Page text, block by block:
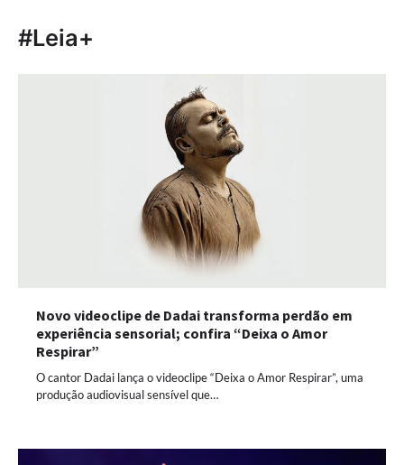
#Leia+
Novo videoclipe de Dadai transforma perdão em
experiência sensorial; confira “Deixa o Amor
Respirar”
O cantor Dadai lança o videoclipe “Deixa o Amor Respirar”, uma
produção audiovisual sensível que…